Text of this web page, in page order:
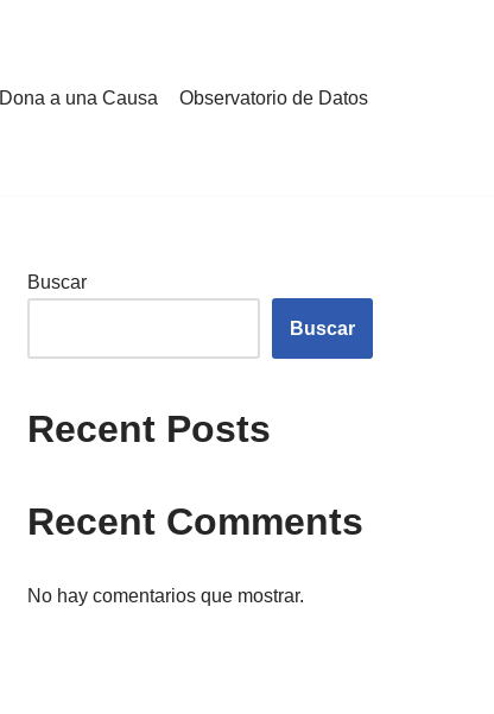
Dona a una Causa Observatorio de Datos
Buscar
Buscar
Recent Posts
Recent Comments
No hay comentarios que mostrar.